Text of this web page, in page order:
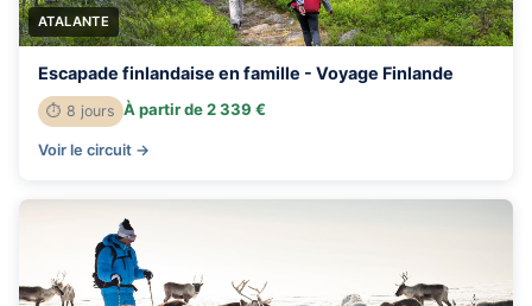
ATALANTE
Escapade finlandaise en famille - Voyage Finlande
⏱ 8 jours À partir de 2 339 €
Voir le circuit →